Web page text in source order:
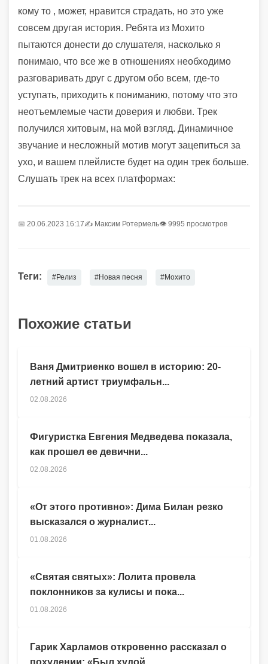
кому то , может, нравится страдать, но это уже
совсем другая история. Ребята из Мохито
пытаются донести до слушателя, насколько я
понимаю, что все же в отношениях необходимо
разговаривать друг с другом обо всем, где-то
уступать, приходить к пониманию, потому что это
неотъемлемые части доверия и любви. Трек
получился хитовым, на мой взгляд. Динамичное
звучание и несложный мотив могут зацепиться за
ухо, и вашем плейлисте будет на один трек больше.
Слушать трек на всех платформах:
📅 20.06.2023 16:17✍️ Максим Ротермель👁 9995 просмотров
Теги: #Релиз #Новая песня #Мохито
Похожие статьи
Гарик Харламов откровенно рассказал о
похудении: «Был худой,...
Ваня Дмитриенко вошел в историю: 20-
летний артист триумфальн...
02.08.2026
Фигуристка Евгения Медведева показала,
как прошел ее девични...
02.08.2026
«От этого противно»: Дима Билан резко
высказался о журналист...
01.08.2026
«Святая святых»: Лолита провела
поклонников за кулисы и пока...
01.08.2026